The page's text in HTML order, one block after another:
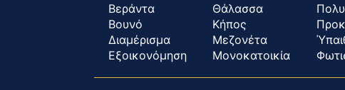
Βεράντα
Βουνό
Διαμέρισμα
Εξοικονόμηση
Θάλασσα
Κήπος
Μεζονέτα
Μονοκατοικία